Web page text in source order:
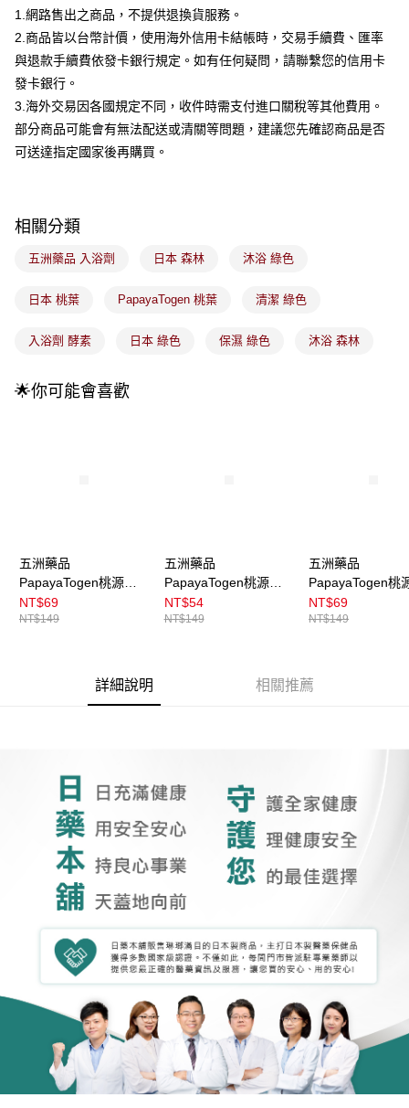
2.付款方式選擇「大哥付你分期」，訂單成立後會自動跳轉到大哥付的交易
流程，驗證手機門號後，選擇欲分期的期數、繳款截止日，確認付款後即完
成交易。
3.實際核准額度、可分期數及費用金額請依後續交易確認頁面所載為準。
消。如遇「轉專審核」未通過狀況，表示未達大哥付你分期系統評分，恕無
法說明評估內容。
【繳款方式說明】
1.分期款項不併入電信帳單，「大哥付你分期」於每月結算日後寄送繳費提
醒簡訊。
【注意事項】
1.本服務係由「台灣大哥大股份有限公司」（以下簡稱本公司）所提供，讓
用戶於交易時，得透過本服務購買商品或服務，並由商店將買賣／分期付款
資料（包含姓名、電話或地址）提供予台灣大哥大進項蒐集、處理及利用，
3.完整用戶服務條款，請詳閱以下連結：
https://oppay.tw/userRule
運送方式
全家取貨付款
每筆NT$100，滿NT$899(含以上)免運費
付款後全家取貨
每筆NT$100，滿NT$899(含以上)免運費
付款後7-11取貨
每筆NT$100，滿NT$899(含以上)免運費
宅配
每筆NT$100，滿NT$399(含以上)免運費
1.網路售出之商品，不提供退換貨服務。
2.商品皆以台幣計價，使用海外信用卡結帳時，交易手續費、匯率
與退款手續費依發卡銀行規定。如有任何疑問，請聯繫您的信用卡
發卡銀行。
3.海外交易因各國規定不同，收件時需支付進口關稅等其他費用。
部分商品可能會有無法配送或清關等問題，建議您先確認商品是否
可送達指定國家後再購買。
相關分類
五洲藥品 入浴劑 日本 森林 沐浴 綠色
日本 桃葉 PapayaTogen 桃葉 清潔 綠色
入浴劑 酵素 日本 綠色 保濕 綠色 沐浴 森林
🌟你可能會喜歡
五洲藥品
PapayaTogen桃源Ｓ
入浴劑-柚子香(70g)
NT$69
NT$149
五洲藥品
PapayaTogen桃源Ｓ
入浴劑-薄荷香(70g)
NT$54
NT$149
五洲藥品
PapayaTogen桃
入浴劑-茉莉香
NT$69
NT$149
詳細說明 相關推薦